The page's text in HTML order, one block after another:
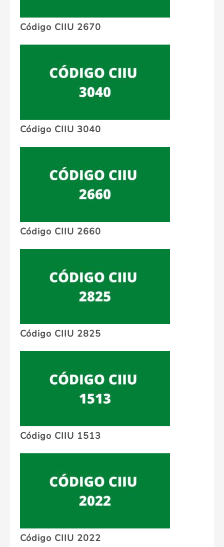
Código CIIU 2670
Código CIIU 3040
Código CIIU 2660
Código CIIU 2825
Código CIIU 1513
Código CIIU 2022